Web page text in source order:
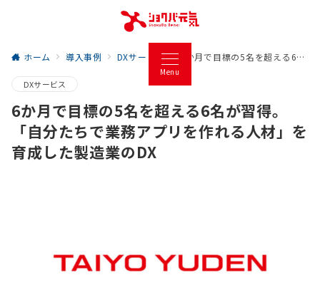
Menu
ホーム 導入事例 DXサービス 6か月で目標の5名を超える6名が習得。「自分たちで業務アプリを作れる人材」を育成した製造業のDX
DXサービス
6か月で目標の5名を超える6名が習得。
「自分たちで業務アプリを作れる人材」を
育成した製造業のDX